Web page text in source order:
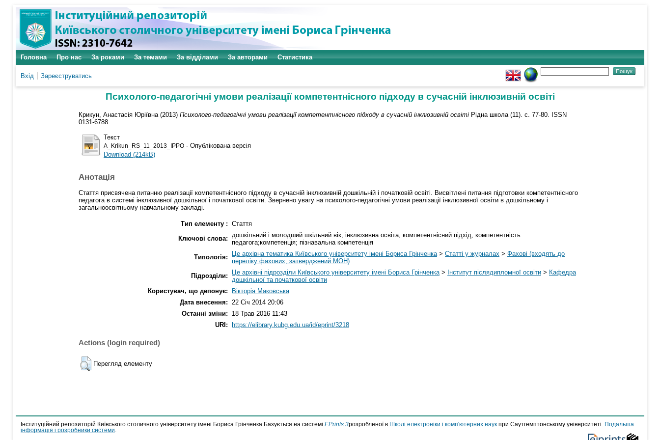
Головна Про нас За роками За темами За відділами За авторами Статистика
Вхід Зареєструватись
Психолого-педагогічні умови реалізації компетентнісного підходу в сучасній інклюзивній освіті
Крикун, Анастасія Юріївна (2013) Психолого-педагогічні умови реалізації компетентнісного підходу в сучасній інклюзивній освіті Рідна школа (11). с. 77-80. ISSN
0131-6788
Текст
A_Krikun_RS_11_2013_IPPO - Опублікована версія
Download (214kB)
Анотація
Стаття присвячена питанню реалізації компетентнісного підходу в сучасній інклюзивній дошкільній і початковій освіті. Висвітлені питання підготовки компетентнісного
педагога в системі інклюзивної дошкільної і початкової освіти. Звернено увагу на психолого-педагогічні умови реалізації інклюзивної освіти в дошкільному і
загальноосвітньому навчальному закладі.
Тип елементу : Стаття
Ключові слова:
дошкільний і молодший шкільний вік; інклюзивна освіта; компетентнісний підхід; компетентність
педагога;компетенція; пізнавальна компетенція
Типологія:
Це архівна тематика Київського університету імені Бориса Грінченка > Статті у журналах > Фахові (входять до
переліку фахових, затверджений МОН)
Підрозділи:
Це архівні підрозділи Київського університету імені Бориса Грінченка > Інститут післядипломної освіти > Кафедра
дошкільної та початкової освіти
Користувач, що депонує:
Вікторія Маковська
Дата внесення:
22 Січ 2014 20:06
Останні зміни:
18 Трав 2016 11:43
URI:
https://elibrary.kubg.edu.ua/id/eprint/3218
Actions (login required)
Перегляд елементу
Інституційний репозиторій Київського столичного університету імені Бориса Грінченка Базується на системі EPrints 3розробленої в Школі електроніки і комп'ютерних наук при Саутгемптонському університеті.
Подальша
інформація і розробники системи